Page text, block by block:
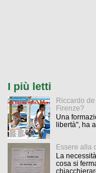
I più letti
Riccardo
Firenze?
Una
libertà", ha
Essere alla
La
cosa si